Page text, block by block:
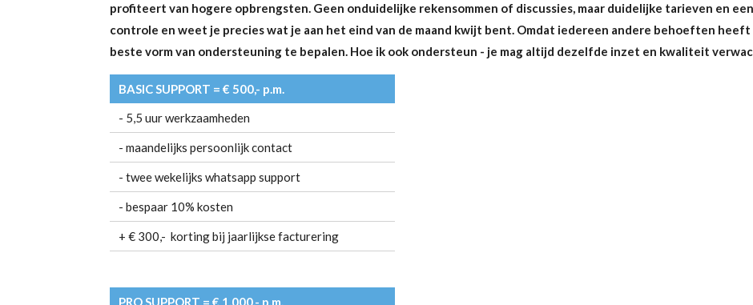
profiteert van hogere opbrengsten. Geen onduidelijke rekensommen of discussies, maar duidelijke tarieven en
controle en weet je precies wat je aan het eind van de maand kwijt bent. Omdat iedereen andere behoeften
beste vorm van ondersteuning te bepalen. Hoe ik ook ondersteun - je mag altijd dezelfde inzet en kwaliteit
BASIC SUPPORT = € 500,- p.m.
- 5,5 uur werkzaamheden
- maandelijks persoonlijk contact
- twee wekelijks whatsapp support
- bespaar 10% kosten
+ € 300,- korting bij jaarlijkse facturering
PRO SUPPORT = € 1.000,- p.m.